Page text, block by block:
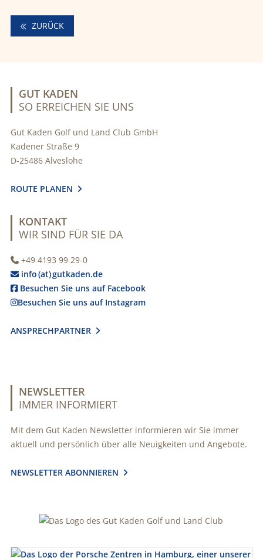
ZURÜCK
GUT KADEN
SO ERREICHEN SIE UNS
Gut Kaden Golf und Land Club GmbH
Kadener Straße 9
D-25486 Alveslohe
ROUTE PLANEN 
KONTAKT
WIR SIND FÜR SIE DA
+49 4193 99 29-0
info (at) gutkaden.de
Besuchen Sie uns auf Facebook
Besuchen Sie uns auf Instagram
ANSPRECHPARTNER 
NEWSLETTER
IMMER INFORMIERT
Mit dem Gut Kaden Newsletter informieren wir Sie immer
aktuell und persönlich über alle Neuigkeiten und Angebote.
NEWSLETTER ABONNIEREN 